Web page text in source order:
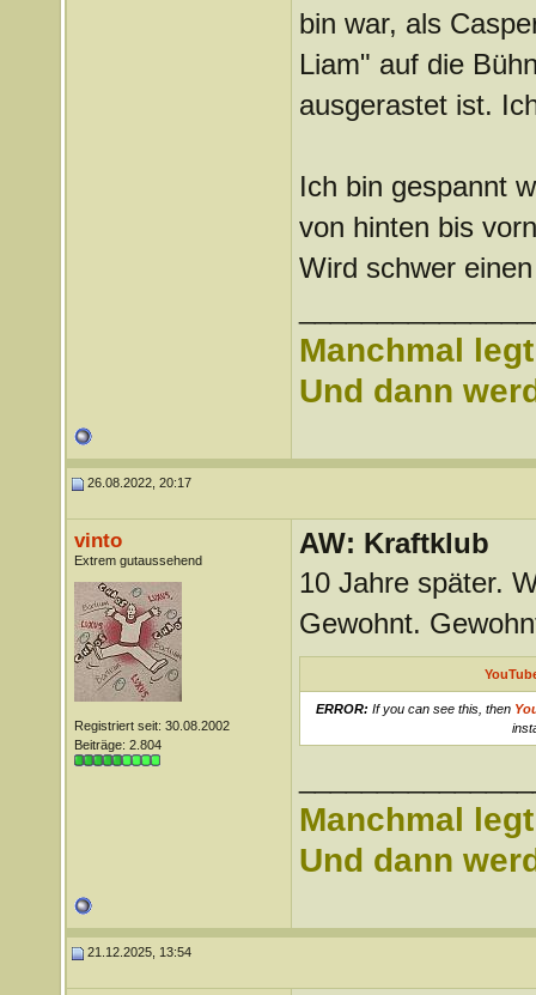
bin war, als
Liam" auf die
ausgerastet ist.
Ich bin gespannt
von hinten bis
Wird schwer
Manchmal
Und dann
26.08.2022, 20:17
vinto
Extrem gutaussehend
Registriert seit: 30.08.2002
Beiträge: 2.804
AW: Kraftklub
10 Jahre später.
Gewohnt.
ERROR: If you can see this, then
Manchmal
Und dann
21.12.2025, 13:54